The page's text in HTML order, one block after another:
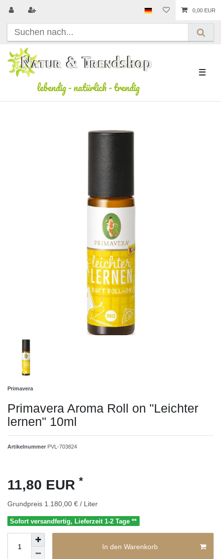
0,00 EUR
lebendig-natürlich-trendig
☰
Primavera
Primavera Aroma Roll on "Leichter
lernen" 10ml
Artikelnummer PVL-703824
11,80 EUR *
Grundpreis 1.180,00 € / Liter
Sofort versandfertig, Lieferzeit 1-2 Tage **
In den Warenkorb